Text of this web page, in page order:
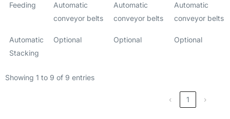
Feeding
Automatic
conveyor belts
Automatic
conveyor belts
Automatic
conveyor belts
Automatic
Stacking
Optional Optional Optional
Showing 1 to 9 of 9 entries
‹ 1 ›